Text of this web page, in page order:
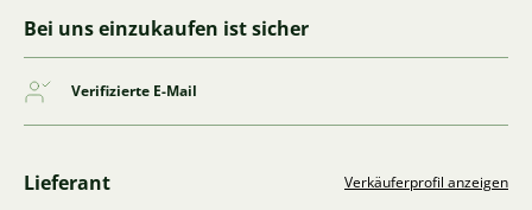
Bei uns einzukaufen ist sicher
Verifizierte E-Mail
Lieferant Verkäuferprofil anzeigen